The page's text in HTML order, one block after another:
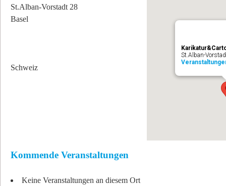
St.Alban-
St.Alban-Vorstadt 28
Basel
Schweiz
Kommende Veranstaltungen
Keine Veranstaltungen an diesem Ort